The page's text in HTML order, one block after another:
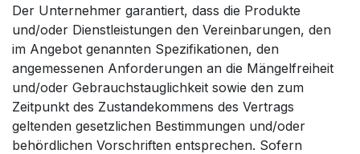
Der Unternehmer garantiert, dass die Produkte
und/oder Dienstleistungen den Vereinbarungen, den
im Angebot genannten Spezifikationen, den
angemessenen Anforderungen an die Mängelfreiheit
und/oder Gebrauchstauglichkeit sowie den zum
Zeitpunkt des Zustandekommens des Vertrags
geltenden gesetzlichen Bestimmungen und/oder
behördlichen Vorschriften entsprechen. Sofern